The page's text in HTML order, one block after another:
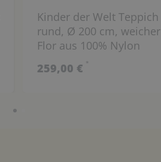
Kinder der Welt Teppich
rund, Ø 200 cm, weicher
Flor aus 100% Nylon
259,00 € *